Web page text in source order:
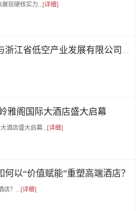
现硬核实力...[详细]
雅阁国际大酒店盛大启幕
酒店盛大启幕...[详细]
以“价值赋能”重塑高端酒店？
店？...[详细]